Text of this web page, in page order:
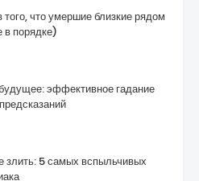
того, что умершие близкие рядом
в порядке)
эффективное гадание
злить: 5 самых вспыльчивых